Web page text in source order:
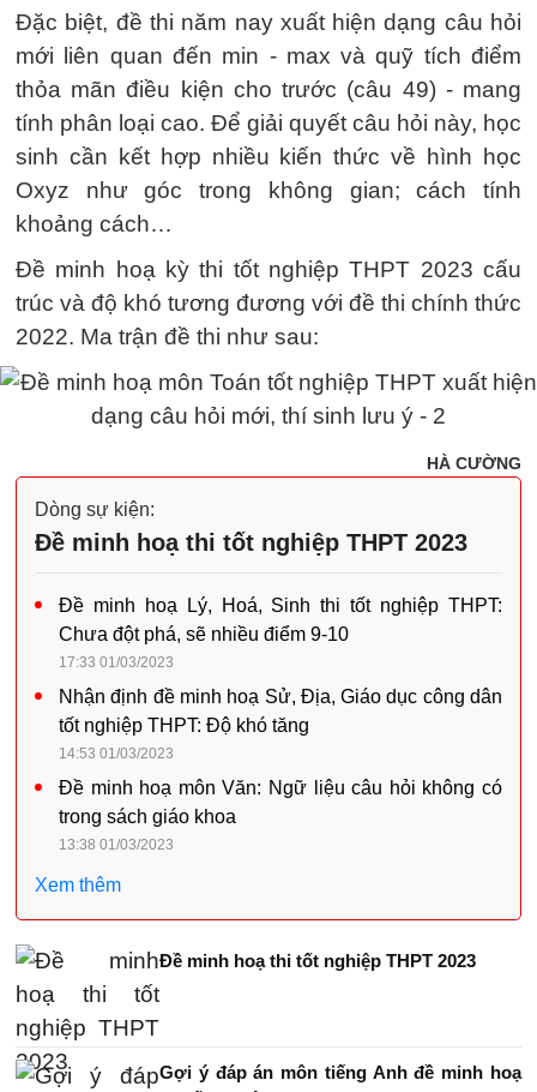
Đặc biệt, đề thi năm nay xuất hiện dạng câu hỏi
mới liên quan đến min - max và quỹ tích điểm
thỏa mãn điều kiện cho trước (câu 49) - mang
tính phân loại cao. Để giải quyết câu hỏi này, học
sinh cần kết hợp nhiều kiến thức về hình học
Oxyz như góc trong không gian; cách tính
khoảng cách…
Đề minh hoạ kỳ thi tốt nghiệp THPT 2023 cấu
trúc và độ khó tương đương với đề thi chính thức
2022. Ma trận đề thi như sau:
HÀ CƯỜNG
Dòng sự kiện:
Đề minh hoạ thi tốt nghiệp THPT 2023
Đề minh hoạ Lý, Hoá, Sinh thi tốt nghiệp THPT:
Chưa đột phá, sẽ nhiều điểm 9-10
17:33 01/03/2023
Nhận định đề minh hoạ Sử, Địa, Giáo dục công dân
tốt nghiệp THPT: Độ khó tăng
14:53 01/03/2023
Đề minh hoạ môn Văn: Ngữ liệu câu hỏi không có
trong sách giáo khoa
13:38 01/03/2023
Xem thêm
Đề minh hoạ thi tốt nghiệp THPT 2023
Gợi ý đáp án môn tiếng Anh đề minh hoạ